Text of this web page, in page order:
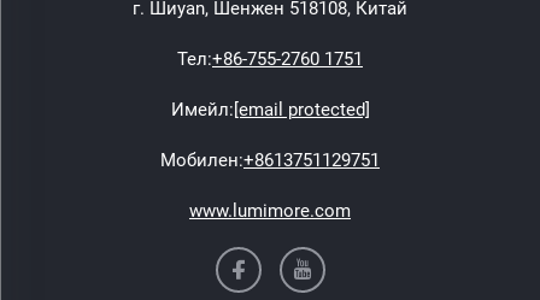
г. Шиyan, Шенжен 518108, Китай
Тел:+86-755-2760 1751
Имейл:[email protected]
Мобилен:+8613751129751
www.lumimore.com